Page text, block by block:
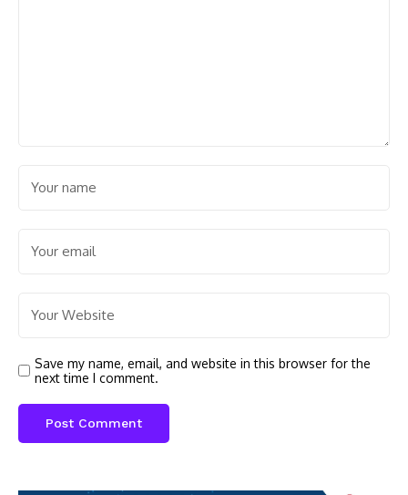
Save my name, email, and website in this browser for the
next time I comment.